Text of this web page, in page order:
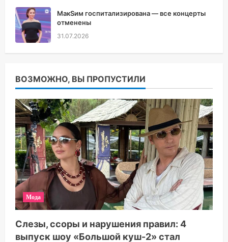
МакSим госпитализирована — все концерты
отменены
31.07.2026
ВОЗМОЖНО, ВЫ ПРОПУСТИЛИ
Мода
Слезы, ссоры и нарушения правил: 4
выпуск шоу «Большой куш-2» стал